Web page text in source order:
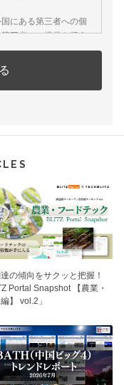
の傾向をサクッと把握！
Portal Snapshot 【農業・
】 vol.2」